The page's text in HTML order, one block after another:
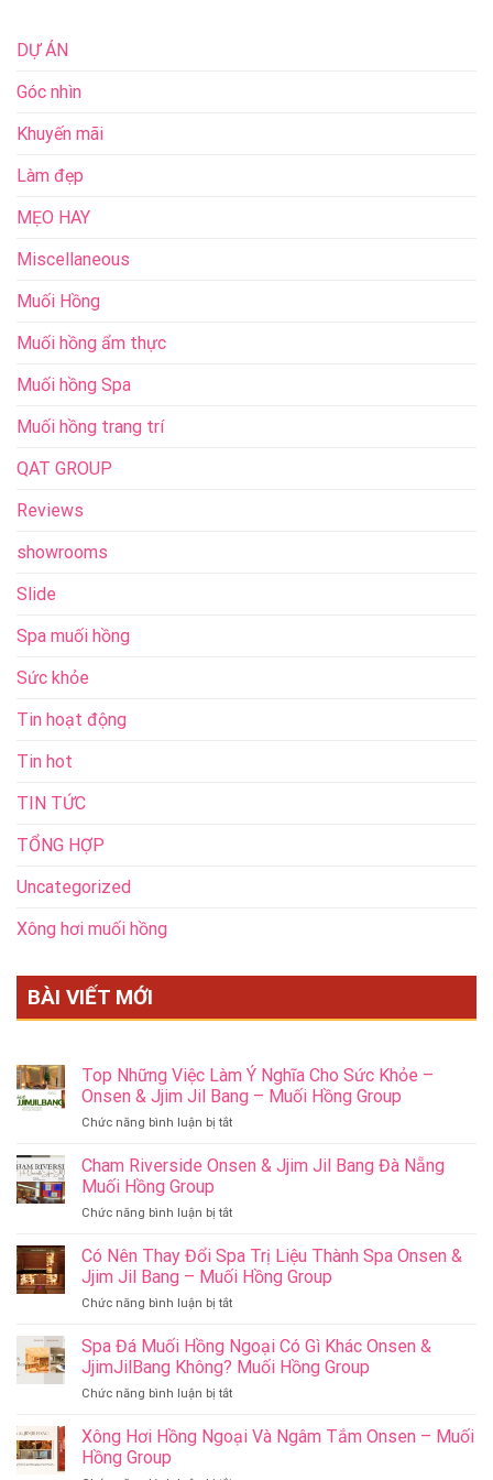
DỰ ÁN
Góc nhìn
Khuyến mãi
Làm đẹp
MẸO HAY
Miscellaneous
Muối Hồng
Muối hồng ẩm thực
Muối hồng Spa
Muối hồng trang trí
QAT GROUP
Reviews
showrooms
Slide
Spa muối hồng
Sức khỏe
Tin hoạt động
Tin hot
TIN TỨC
TỔNG HỢP
Uncategorized
Xông hơi muối hồng
BÀI VIẾT MỚI
Top Những Việc Làm Ý Nghĩa Cho Sức Khỏe –
Onsen & Jjim Jil Bang – Muối Hồng Group
Chức năng bình luận bị tắtở
Những
Ý
Cho
Sức
–
&
Jjim
Bang
Muối
Cham Riverside Onsen & Jjim Jil Bang Đà Nẵng
Muối Hồng Group
Chức năng bình luận bị tắtở
Riverside
Onsen
&
Jjim
Bang
Đà
Muối
Group
Có Nên Thay Đổi Spa Trị Liệu Thành Spa Onsen &
Jjim Jil Bang – Muối Hồng Group
Chức năng bình luận bị tắtở
Nên
Thay
Đổi
Spa
Liệu
Spa Đá Muối Hồng Ngoại Có Gì Khác Onsen &
JjimJilBang Không? Muối Hồng Group
Chức năng bình luận bị tắtở
Đá
Muối
Xông Hơi Hồng Ngoại Và Ngâm Tắm Onsen – Muối
Hồng Group